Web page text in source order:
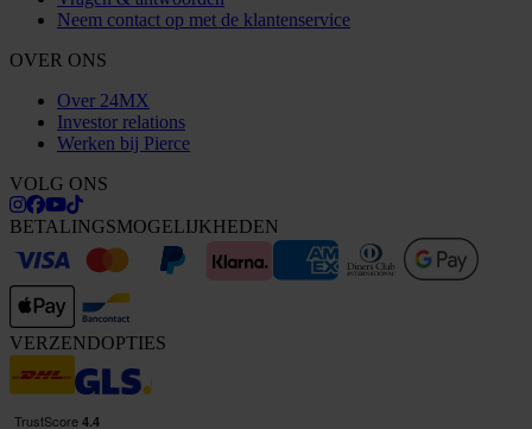
Neem contact op met de klantenservice
OVER ONS
Over 24MX
Investor relations
Werken bij Pierce
VOLG ONS
BETALINGSMOGELIJKHEDEN
VERZENDOPTIES